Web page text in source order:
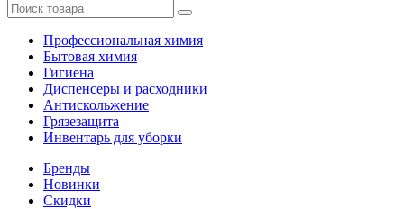
Профессиональная химия
Бытовая химия
Гигиена
Диспенсеры и расходники
Антискольжение
Грязезащита
Инвентарь для уборки
Бренды
Новинки
Скидки